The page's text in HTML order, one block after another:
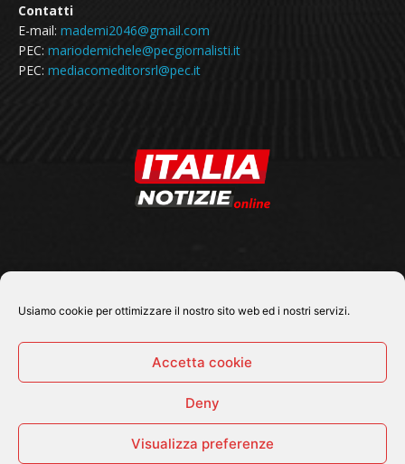
Usiamo cookie per ottimizzare il nostro sito web ed i nostri servizi.
Accetta cookie
Deny
Visualizza preferenze
Contatti
E-mail: mademi2046@gmail.com
PEC: mariodemichele@pecgiornalisti.it
PEC: mediacomeditorsrl@pec.it
SEGUICI SU
© 2026 Tutti i diritti riservati - Italia Notizie .online |
Cronaca Economia